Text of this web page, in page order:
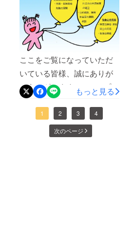
だ、設立にあたって必要な
資金が私にはありません。
なので、クラウドファン
ディングにて少しでもと思
い、集めています。 締め切
りは今週金曜日。 あと3日
後です。 現在パトロンに
なっていただいている方、
SNSで協力してくださって
いる方、ブログを見てくだ
にする予定です。 Q2.給付
される状態になる確率なん
て0に近いのでは無いのか?
A2.いいえ。 以下の統計を
ご覧になってもそう思われ
ますか? ・精神疾患の場
合、毎年約４－５万人の方
が新たに休職を開始してい
ます。 ・休職期間は1年以
下の企業が一番多く(22%)、
るようです。(反論含め直接
的な反応があります) 私もあ
の手この手で支援にいたっ
てもらおうとしております
が、成果としては現れてお
りません。 是非、アドバイ
ス等ございましたら、何な
よろしくお願いいたしま
ここをご覧になっていただ
いている皆様、誠にありが
とうございます。 このプロ
ジェクトも、残すところあ
と11日となってしまいまし
た。 ここで、このプロジェ
もっと見る
1 2 3 4
次のページ